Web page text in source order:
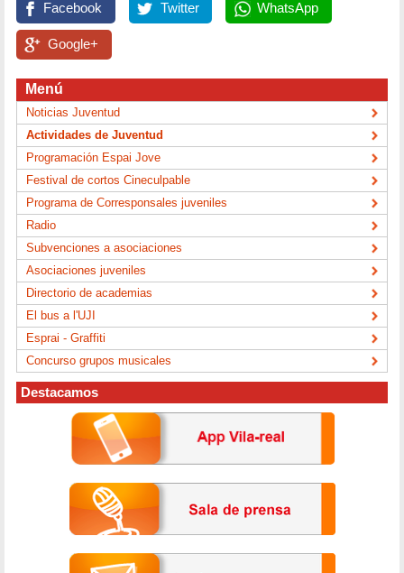
Facebook Twitter WhatsApp
Google+
Menú
Noticias Juventud
Actividades de Juventud
Programación Espai Jove
Festival de cortos Cineculpable
Programa de Corresponsales juveniles
Radio
Subvenciones a asociaciones
Asociaciones juveniles
Directorio de academias
El bus a l'UJI
Esprai - Graffiti
Concurso grupos musicales
Destacamos